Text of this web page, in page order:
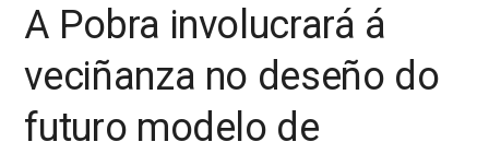
A Pobra involucrará á
veciñanza no deseño do
futuro modelo de